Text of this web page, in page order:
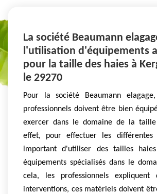
La société Beaumann
l'utilisation d'équipements
pour la taille des haies à
le 29270
Pour la société Beaumann
professionnels doivent être bien
exercer dans le domaine de la taille
effet, pour effectuer les différentes
important d'utiliser des tailles
équipements spécialisés dans le
cela, les professionnels expliquent
interventions, ces matériels doivent